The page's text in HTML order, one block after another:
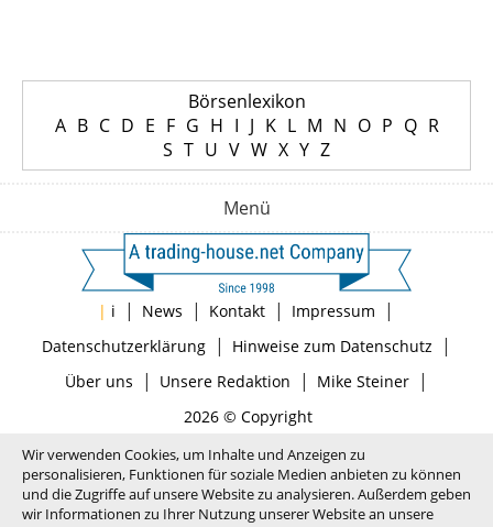
Börsenlexikon
A B C D E F G H I J K L M N O P Q R
S T U V W X Y Z
Menü
| i | News | Kontakt | Impressum |
Datenschutzerklärung| Hinweise zum Datenschutz |
Über uns | Unsere Redaktion | Mike Steiner|
2026 © Copyright
Wir verwenden Cookies, um Inhalte und Anzeigen zu
personalisieren, Funktionen für soziale Medien anbieten zu können
und die Zugriffe auf unsere Website zu analysieren. Außerdem geben
wir Informationen zu Ihrer Nutzung unserer Website an unsere